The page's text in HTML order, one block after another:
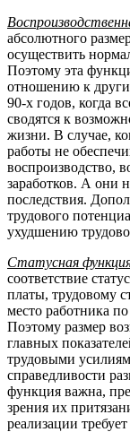
абсолютного
осуществить
Поэтому эта
отношению к
90-х годов, когда
сводятся к
жизни. В случае,
работы не
воспроизводство,
заработков. А они
последствия.
трудового
ухудшению
Статусная
соответствие
платы, трудовому
место работника
Поэтому размер
главных
трудовыми
справедливости
функция важна,
зрения их
реализации